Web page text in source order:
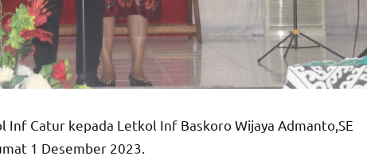
Inf Catur kepada Letkol Inf Baskoro Wijaya Admanto,SE
1 Desember 2023.